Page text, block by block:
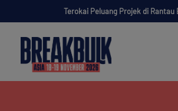
Terokai Peluang Projek di Rantau